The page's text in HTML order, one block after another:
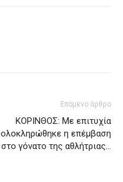
Επόμενο άρθρο
ΚΟΡΙΝΘΟΣ: Με επιτυχία
ολοκληρώθηκε η επέμβαση
στο γόνατο της αθλήτριας…